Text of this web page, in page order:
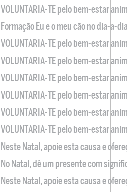
VOLUNTARIA-TE pelo bem-estar
Formação Eu e o meu cão no dia-a-
VOLUNTARIA-TE pelo bem-estar
VOLUNTARIA-TE pelo bem-estar
VOLUNTARIA-TE pelo bem-estar
VOLUNTARIA-TE pelo bem-estar
VOLUNTARIA-TE pelo bem-estar
VOLUNTARIA-TE pelo bem-estar
Neste Natal, apoie esta causa e
No Natal, dê um presente com
Neste Natal, apoie esta causa e